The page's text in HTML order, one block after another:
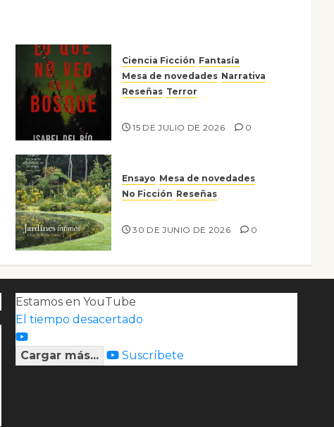
Ciencia Ficción Fantasía
Mesa de novedades Narrativa
Reseñas Terror
15 DE JULIO DE 2026 0
Ensayo Mesa de novedades
No Ficción Reseñas
30 DE JUNIO DE 2026 0
Estamos en YouTube
El tiempo desacertado
Cargar más... Suscríbete